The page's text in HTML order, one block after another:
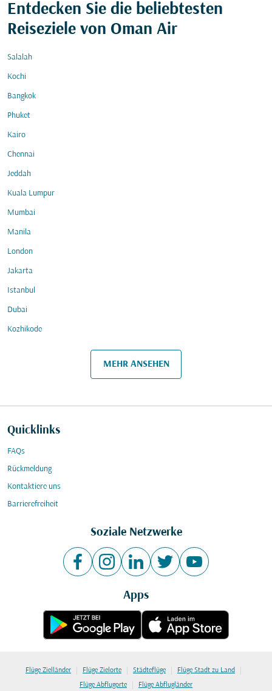
Entdecken Sie die beliebtesten
Reiseziele von Oman Air
Salalah
Kochi
Bangkok
Phuket
Kairo
Chennai
Jeddah
Kuala Lumpur
Mumbai
Manila
London
Jakarta
Istanbul
Dubai
Kozhikode
MEHR ANSEHEN
Quicklinks
FAQs
Rückmeldung
Kontaktiere uns
Barrierefreiheit
Soziale Netzwerke
Apps
Flüge Zielländer | Flüge Zielorte | Städteflüge | Flüge Stadt zu Land |
Flüge Abflugorte | Flüge Abflugländer